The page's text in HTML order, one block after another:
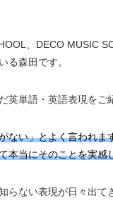
、DECO MUSIC
る森田です。
英単語・英語表現をご
ない」とよく言われま
本当にそのことを実感
らない表現が日々出て